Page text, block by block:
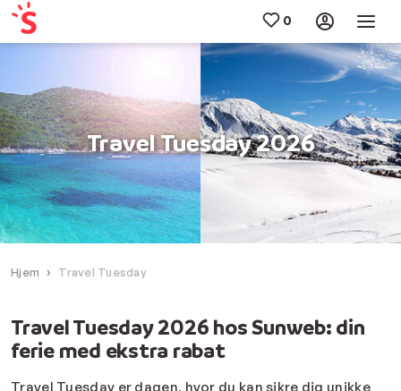
Travel Tuesday 2026
Hjem Travel Tuesday
Travel Tuesday 2026 hos Sunweb: din
ferie med ekstra rabat
Travel Tuesday er dagen, hvor du kan sikre dig unikke